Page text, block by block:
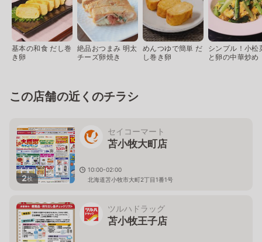
基本の和食 だし巻
き卵
絶品おつまみ 明太
チーズ卵焼き
めんつゆで簡単 だ
し巻き卵
シンプル！小松
と卵の中華炒め
この店舗の近くのチラシ
2枚
セイコーマート
苫小牧大町店
10:00-02:00
北海道苫小牧市大町2丁目1番1号
ツルハドラッグ
苫小牧王子店